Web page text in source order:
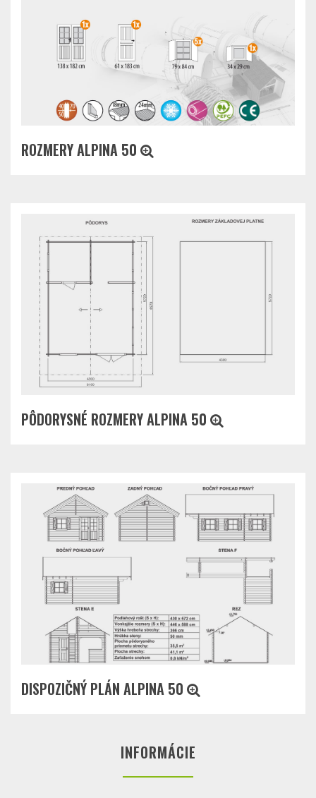
ROZMERY ALPINA 50
PÔDORYSNÉ ROZMERY ALPINA 50
DISPOZIČNÝ PLÁN ALPINA 50
INFORMÁCIE